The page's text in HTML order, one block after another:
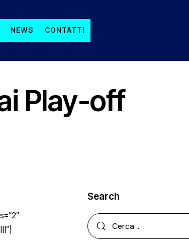
NEWS CONTATTI
Play-off
Search